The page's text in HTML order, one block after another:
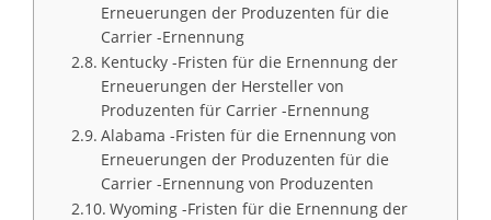
Erneuerungen der Produzenten für die
Carrier -Ernennung
Kentucky -Fristen für die Ernennung der
Erneuerungen der Hersteller von
Produzenten für Carrier -Ernennung
Alabama -Fristen für die Ernennung von
Erneuerungen der Produzenten für die
Carrier -Ernennung von Produzenten
Wyoming -Fristen für die Ernennung der